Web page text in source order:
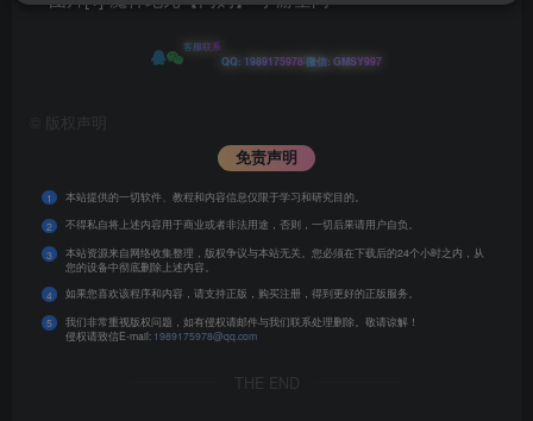
客服联系
QQ: 1989175978微信: GMSY997
版权声明
免责声明
1 本站提供的一切软件、教程和内容信息仅限于学习和研究目的。
2 不得私自将上述内容用于商业或者非法用途，否则，一切后果请用户自负。
3
本站资源来自网络收集整理，版权争议与本站无关。您必须在下载后的24个小时之内，从
您的设备中彻底删除上述内容。
4
如果您喜欢该程序和内容，请支持正版，购买注册，得到更好的正版服务。
5
我们非常重视版权问题，如有侵权请邮件与我们联系处理删除。敬请谅解！
侵权请致信E-mail: 1989175978@qq.com
THE END